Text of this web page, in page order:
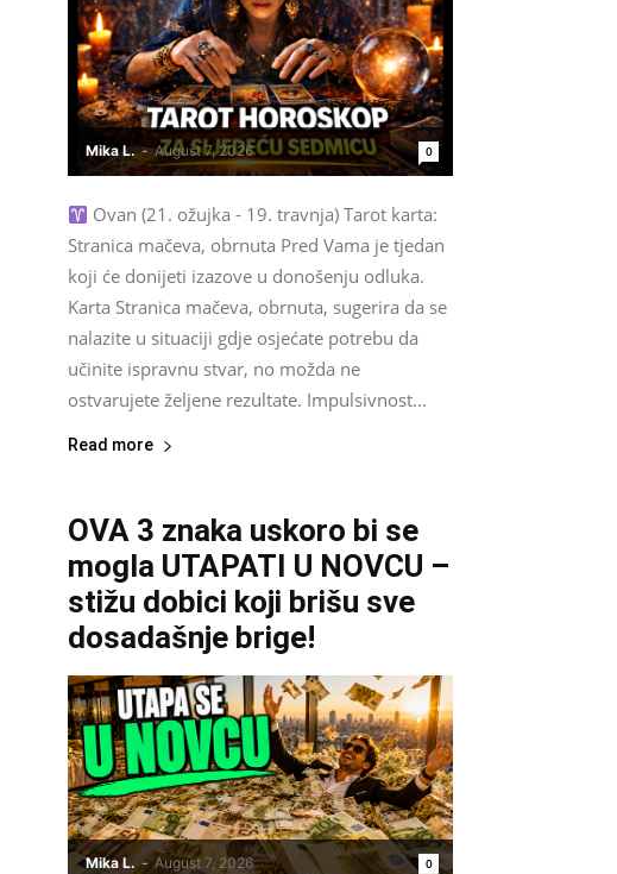
Mika L. - August 7, 2026 0
Ovan (21. ožujka - 19. travnja) Tarot karta:
Stranica mačeva, obrnuta Pred Vama je tjedan
koji će donijeti izazove u donošenju odluka.
Karta Stranica mačeva, obrnuta, sugerira da se
nalazite u situaciji gdje osjećate potrebu da
učinite ispravnu stvar, no možda ne
ostvarujete željene rezultate. Impulsivnost...
Read more
OVA 3 znaka uskoro bi se
mogla UTAPATI U NOVCU –
stižu dobici koji brišu sve
dosadašnje brige!
Mika L. - August 7, 2026 0